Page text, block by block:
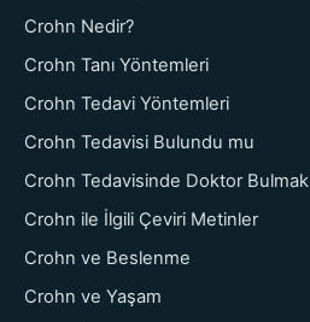
Crohn Nedir?
Crohn Tanı Yöntemleri
Crohn Tedavi Yöntemleri
Crohn Tedavisi Bulundu mu
Crohn Tedavisinde Doktor Bulmak
Crohn ile İlgili Çeviri Metinler
Crohn ve Beslenme
Crohn ve Yaşam